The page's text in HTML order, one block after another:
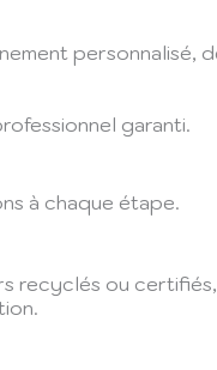
personnalisé,
garanti.
à chaque étape.
recyclés ou